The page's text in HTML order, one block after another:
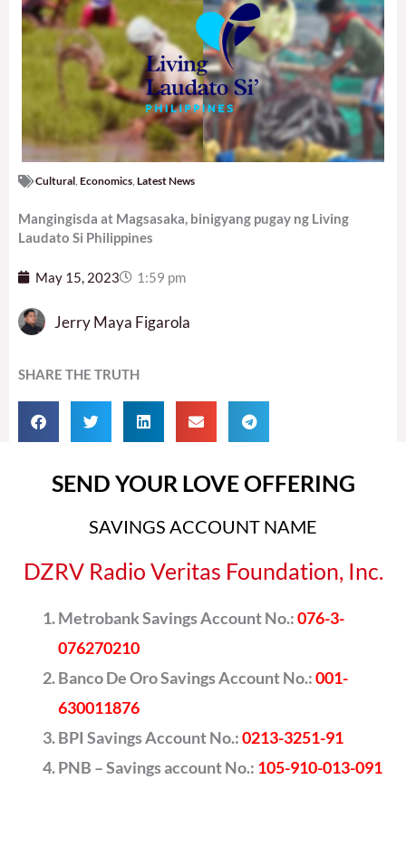
Cultural Economics Latest News
Mangingisda at Magsasaka, binigyang pugay ng Living
Laudato Si Philippines
May 15, 2023 1:59 pm
Jerry Maya Figarola
SHARE THE TRUTH
SEND YOUR LOVE OFFERING
SAVINGS ACCOUNT NAME
DZRV Radio Veritas Foundation, Inc.
Metrobank Savings Account No.:076-3-
076270210
Banco De Oro Savings Account No.:001-
630011876
BPI Savings Account No.:0213-3251-91
PNB – Savings account No.: 105-910-013-091